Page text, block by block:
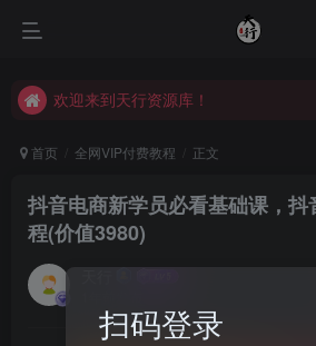
欢迎来到天行资源库！
首页 全网VIP付费教程 正文
抖音电商新学员必看基础课，
程(价值3980)
扫码登录